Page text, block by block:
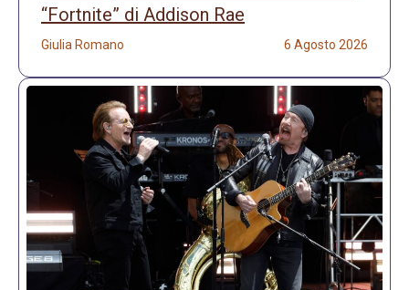
“Fortnite” di Addison Rae
Giulia Romano 6 Agosto 2026